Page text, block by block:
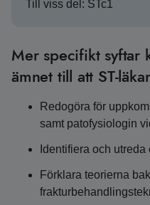
Till viss del: STc1
Mer specifikt syftar
ämnet till att ST-
Redogöra för
samt patofysiologin
Identifiera och
Förklara teorierna